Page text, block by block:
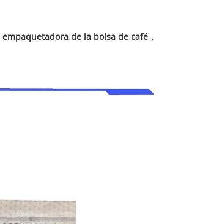
empaquetadora de la bolsa de café,